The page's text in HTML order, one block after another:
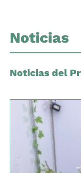
Noticias
Noticias del